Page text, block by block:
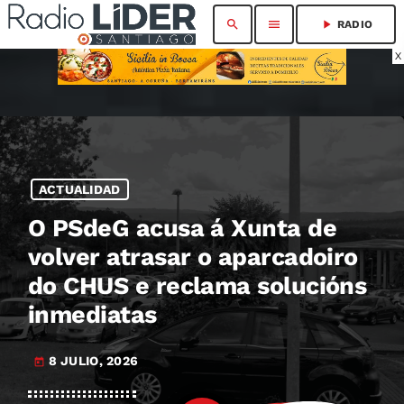
X
search menu play_arrow RADIO
ACTUALIDAD
O PSdeG acusa á Xunta de
volver atrasar o aparcadoiro
do CHUS e reclama solucións
inmediatas
today 8 JULIO, 2026